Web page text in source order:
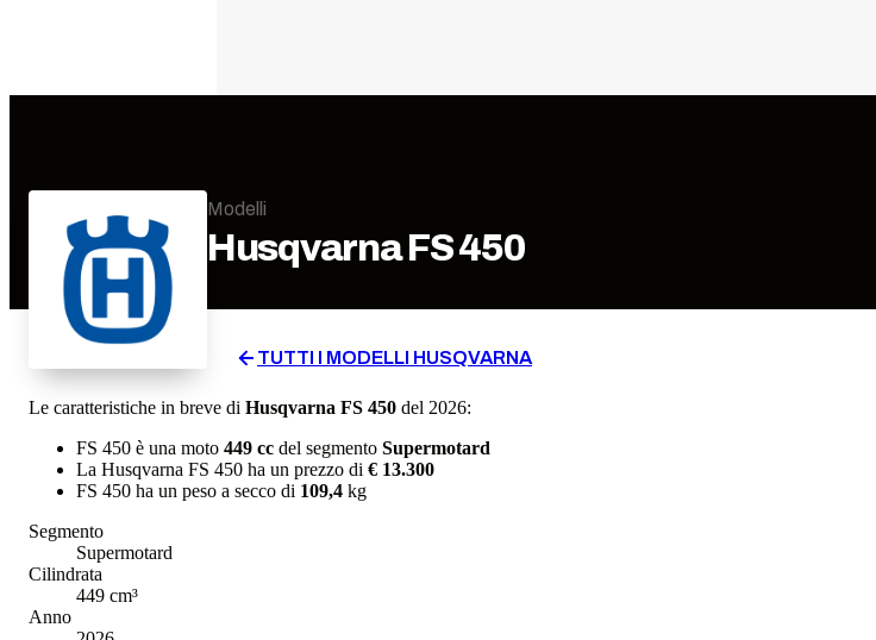
Modelli
HusqvarnaFS 450
TUTTI I MODELLI HUSQVARNA
Le caratteristiche in breve di Husqvarna FS 450 del 2026:
FS 450 è una moto 449 cc del segmento Supermotard
La Husqvarna FS 450 ha un prezzo di € 13.300
FS 450 ha un peso a secco di 109,4 kg
Segmento
Supermotard
Cilindrata
449 cm³
Anno